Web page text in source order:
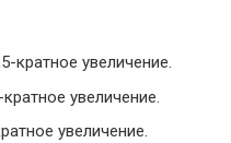
кратное увеличение.
увеличение.
увеличение.